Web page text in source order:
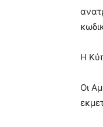
Η
Οι